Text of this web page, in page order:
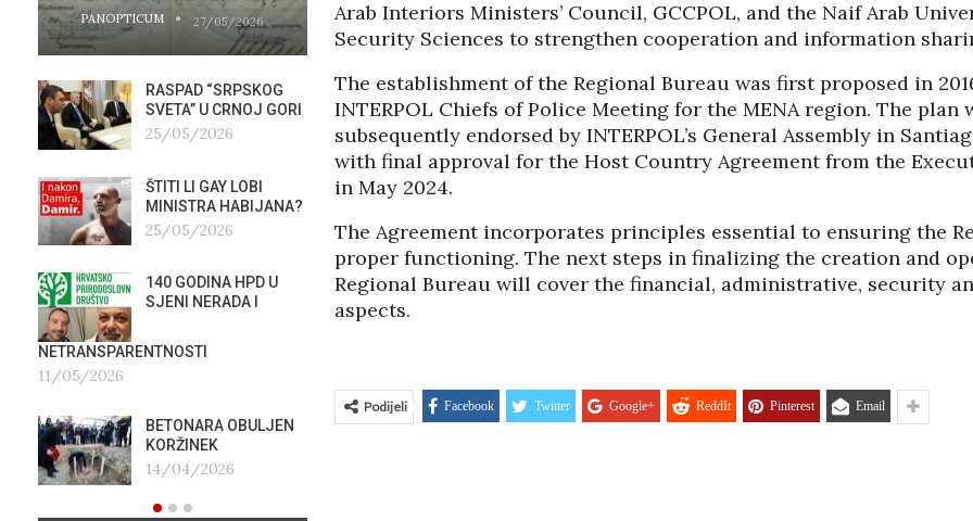
Arab Interiors Ministers’ Council, GCCPOL, and the Naif Arab
Security Sciences to strengthen cooperation and information
The establishment of the Regional Bureau was first proposed in
INTERPOL Chiefs of Police Meeting for the MENA region. The plan
subsequently endorsed by INTERPOL’s General Assembly in
with final approval for the Host Country Agreement from the
in May 2024.
The Agreement incorporates principles essential to ensuring the
proper functioning. The next steps in finalizing the creation and
Regional Bureau will cover the financial, administrative, security
aspects.
Podijeli Facebook Twitter Google+ ReddIt Pinterest Email
PANOPTICUM 27/05/2026
RASPAD “SRPSKOG
SVETA” U CRNOJ GORI
25/05/2026
ŠTITI LI GAY LOBI
MINISTRA HABIJANA?
25/05/2026
140 GODINA HPD U
SJENI NERADA I
NETRANSPARENTNOSTI
11/05/2026
BETONARA OBULJEN
KORŽINEK
14/04/2026
PANOPTICUM 03/04/2026
GALERIJA FORUM ILI
AGITPROP GALERIJA
04/03/2026
NEZNANJE FIZIKE U
16/02/2026
ČIJE SU OGROMNE
TUĐMANOVA
OSTAVŠTINA: NAKON
PANOPTICUM 12/01/2026
AKADEMSKE VEZE:
ULOGA KINE U
HRVATSKOJ
07/01/2026
NACIONALIZMA
29/12/2025
ZNANOST U SLUŽBI
POKLONICI BRANKA
MAMULE U MARŠU